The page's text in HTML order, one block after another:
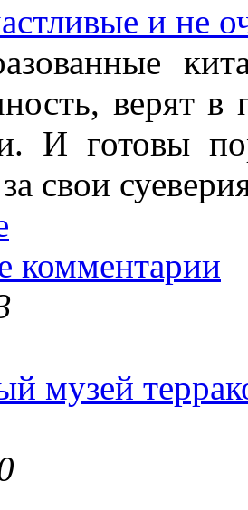
и не
верят
И готовы
свои
комментарии
музей